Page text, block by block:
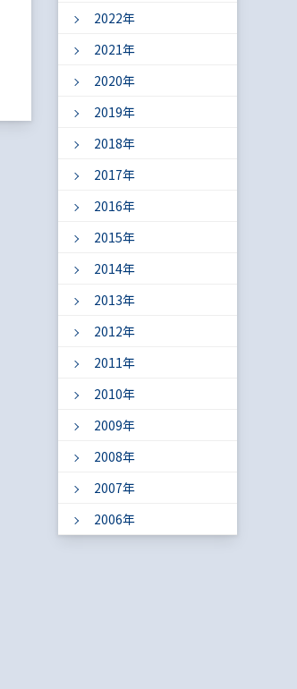
2022年
2021年
2020年
2019年
2018年
2017年
2016年
2015年
2014年
2013年
2012年
2011年
2010年
2009年
2008年
2007年
2006年